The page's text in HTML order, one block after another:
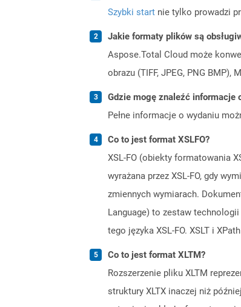
Szybki start nie tylko prowadzi
Jakie formaty plików są
Aspose.Total Cloud może
obrazu (TIFF, JPEG, PNG BMP),
Gdzie mogę znaleźć informacje
Pełne informacje o wydaniu
Co to jest format XSLFO?
XSL-FO (obiekty formatowania
wyrażana przez XSL-FO, gdy
zmiennych wymiarach.
Language) to zestaw
tego języka XSL-FO. XSLT i
Co to jest format XLTM?
Rozszerzenie pliku XLTM
struktury XLTX inaczej niż